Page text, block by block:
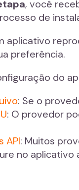
, você
de
aplicativo
preferência.
do
: Se o
: O provedor
API: Muitos
no aplicativo